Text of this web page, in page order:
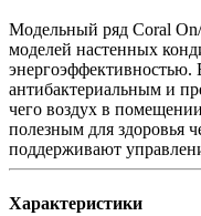
Модельный ряд Coral
моделей настенных
антибактериальным и
чего воздух в
полезным для здоровья
поддерживают
Характеристики